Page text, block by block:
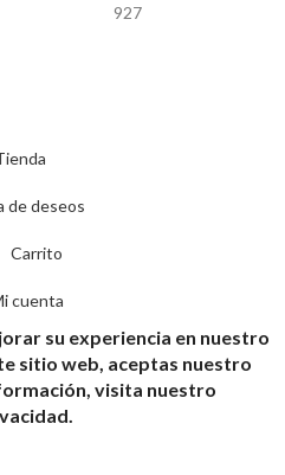
927
de deseos
Carrito
cuenta
su experiencia en nuestro
sitio web, aceptas nuestro
visita nuestro